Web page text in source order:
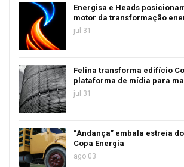
Energisa e Heads
motor da transformação
jul 31
Felina transforma edifício
plataforma de mídia para
jul 31
“Andança” embala estreia
Copa Energia
ago 03